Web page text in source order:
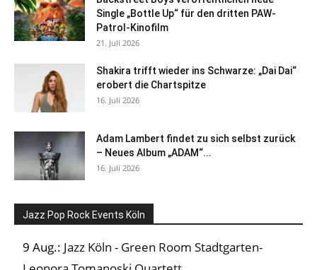
Single „Bottle Up“ für den dritten PAW-
Patrol-Kinofilm
21. Juli 2026
Shakira trifft wieder ins Schwarze: „Dai Dai“
erobert die Chartspitze
16. Juli 2026
Adam Lambert findet zu sich selbst zurück
– Neues Album „ADAM“...
16. Juli 2026
Jazz Pop Rock Events Köln
9 Aug.: Jazz Köln - Green Room Stadtgarten-